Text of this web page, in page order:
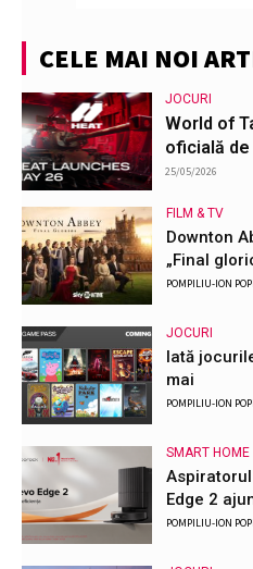
CELE MAI NOI
JOCURI
World of
oficială
25/05/2026
FILM & TV
Downton
„Final
POMPILIU-ION
JOCURI
Iată
mai
POMPILIU-ION
SMART HOME
Edge 2
POMPILIU-ION